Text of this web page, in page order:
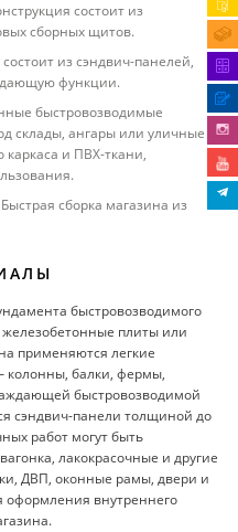
состоит из
сборных щитов.
из сэндвич-панелей,
функции.
быстровозводимые
склады, ангары или уличные
каркаса и ПВХ-ткани,
сборка магазина из
быстровозводимого
плиты или
применяются легкие
колонны, балки, фермы,
быстровозводимой
сэндвич-панели толщиной до
работ могут быть
лакокрасочные и другие
ДВП, оконные рамы, двери и
оформления внутреннего